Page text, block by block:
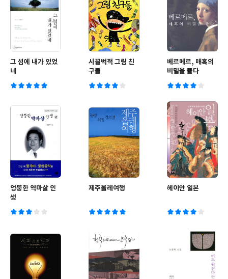
그 섬에 내가 있었
네
시끌벅적 그림 친
구들
베르메르, 매혹의
비밀을 풀다
엉뚱한 역마살 인
생
제주올레여행 헤이안 일본